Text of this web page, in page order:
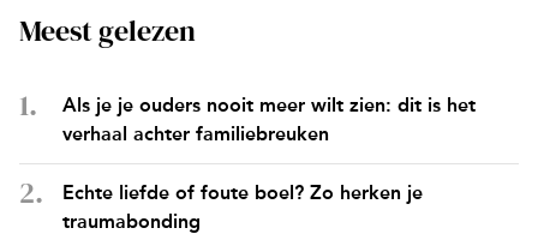
Meest gelezen
Als je je ouders nooit meer wilt zien: dit is het
verhaal achter familiebreuken
Echte liefde of foute boel? Zo herken je
traumabonding